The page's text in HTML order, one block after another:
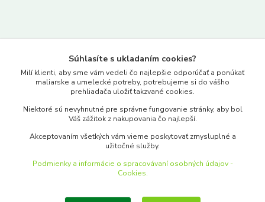
www.merkantil.sk
Pondelok-Piatok: 9.00-17.00hod.
objednavky@merkantil-obchod.sk
Súhlasíte s ukladaním cookies?
Milí klienti, aby sme vám vedeli čo najlepšie odporúčať a ponúkať
maliarske a umelecké potreby, potrebujeme si do vášho
prehliadača uložiť takzvané cookies.
Niektoré sú nevyhnutné pre správne fungovanie stránky, aby bol
Váš zážitok z nakupovania čo najlepší.
Akceptovaním všetkých vám vieme poskytovať zmysluplné a
užitočné služby.
Podmienky a informácie o spracovávaní osobných údajov -
Cookies.